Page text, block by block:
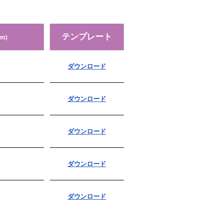
テンプレート
ダウンロード
ダウンロード
ダウンロード
ダウンロード
ダウンロード